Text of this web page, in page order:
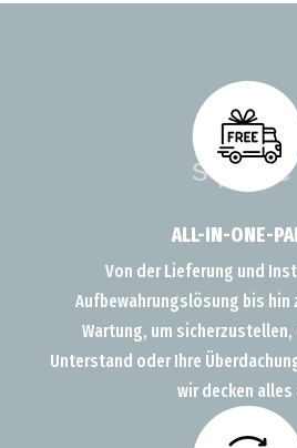
ALL-IN-ONE-
Von der Lieferung und
Aufbewahrungslösung bis hin
Wartung, um
Unterstand oder Ihre
wir decken alles